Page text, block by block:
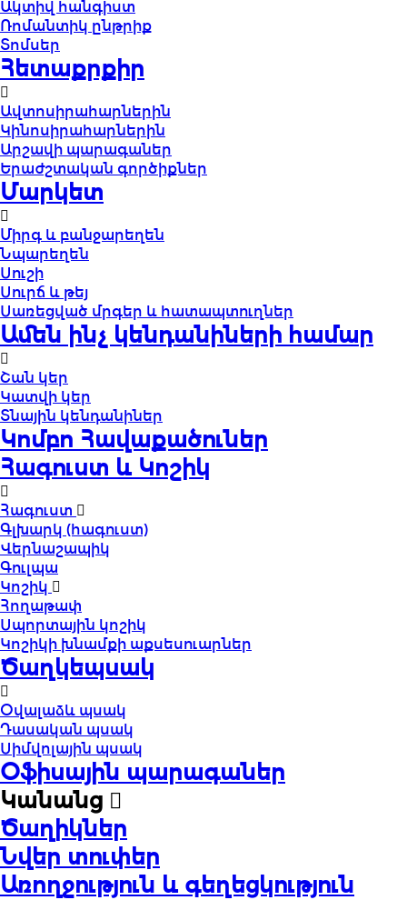
Ակտիվ հանգիստ
Ռոմանտիկ ընթրիք
Տոմսեր
Հետաքրքիր
Ավտոսիրահարներին
Կինոսիրահարներին
Արշավի պարագաներ
Երաժշտական գործիքներ
Մարկետ
Միրգ և բանջարեղեն
Նպարեղեն
Սուշի
Սուրճ և թեյ
Սառեցված մրգեր և հատապտուղներ
Ամեն ինչ կենդանիների համար
Շան կեր
Կատվի կեր
Տնային կենդանիներ
Կոմբո Հավաքածուներ
Հագուստ և Կոշիկ
Հագուստ
Գլխարկ (հագուստ)
Վերնաշապիկ
Գուլպա
Կոշիկ
Հողաթափ
Սպորտային կոշիկ
Կոշիկի խնամքի աքսեսուարներ
Ծաղկեպսակ
Օվալաձև պսակ
Դասական պսակ
Սիմվոլային պսակ
Օֆիսային պարագաներ
Կանանց
Ծաղիկներ
Նվեր տուփեր
Առողջություն և գեղեցկություն